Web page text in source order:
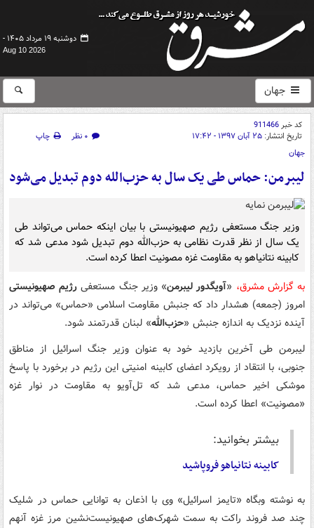
دوشنبه ۱۹ مرداد ۱۴۰۵ -
Aug 10 2026
جهان
کد خبر911466
تاریخ انتشار: ۲۵ آبان ۱۳۹۷ - ۱۷:۴۲ ۰ نظر
چاپ
جهان
لیبرمن: حماس طی یک سال به حزب‌الله دوم تبدیل می‌شود
وزیر جنگ مستعفی رژیم صهیونیستی با بیان اینکه حماس می‌تواند طی
یک سال از نظر قدرت نظامی به حزب‌الله دوم تبدیل شود مدعی شد که
کابینه نتانیاهو به مقاومت غزه مصونیت اعطا کرده است.
به گزارش مشرق، «آویگدور لیبرمن» وزیر جنگ مستعفی رژیم صهیونیستی
امروز (جمعه) هشدار داد که جنبش مقاومت اسلامی «حماس» می‌تواند در
آینده نزدیک به اندازه جنبش «حزب‌الله» لبنان قدرتمند شود.
لیبرمن طی آخرین بازدید خود به عنوان وزیر جنگ اسرائیل از مناطق
جنوبی، با انتقاد از رویکرد اعضای کابینه امنیتی این رژیم در برخورد با پاسخ
موشکی اخیر حماس، مدعی شد که تل‌آویو به مقاومت در نوار غزه
«مصونیت» اعطا کرده است.
بیشتر بخوانید:
کابینه نتانیاهو فروپاشید
به نوشته وبگاه «تایمز اسرائیل» وی با اذعان به توانایی حماس در شلیک
چند صد فروند راکت به سمت شهرک‌های صهیونیست‌نشین مرز غزه آنهم